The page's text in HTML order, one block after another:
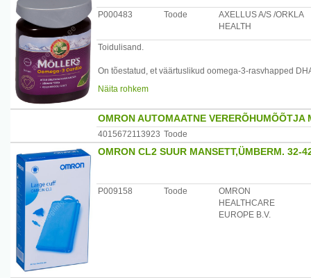
P000483 Toode
AXELLUS A/S /ORKLA
HEALTH
Toidulisand.
On tõestatud, et väärtuslikud oomega-3-rasvhapped
Päevane annus (2 kapslit) sisaldab: kontsentreeritud
846 mg, millest DHA + EPA 452 mg, ALA vähemalt 300
* - % päevasest täiskasvanud inimesele soovitatavast
Hoiatused: mitte ületada päevaseks tarbimiseks
toitumise asendajana. Toidulisand ei asenda
Näita rohkem
OMRON AUTOMAATNE VERERÕHUMÕÕTJA
4015672113923 Toode
OMRON CL2 SUUR MANSETT,ÜMBERM. 32-
P009158 Toode
OMRON
HEALTHCARE
EUROPE B.V.